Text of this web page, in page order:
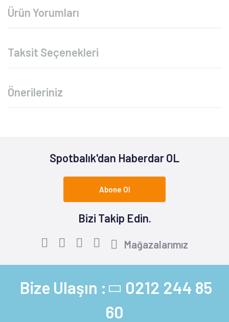
Ürün Yorumları
Taksit Seçenekleri
Önerileriniz
Spotbalık'dan Haberdar OL
Abone Ol
Bizi Takip Edin.
Mağazalarımız
Bize Ulaşın : 0212 244 85
60